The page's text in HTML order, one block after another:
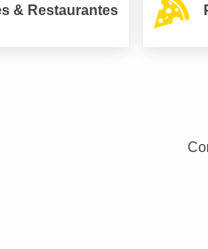
& Restaurantes